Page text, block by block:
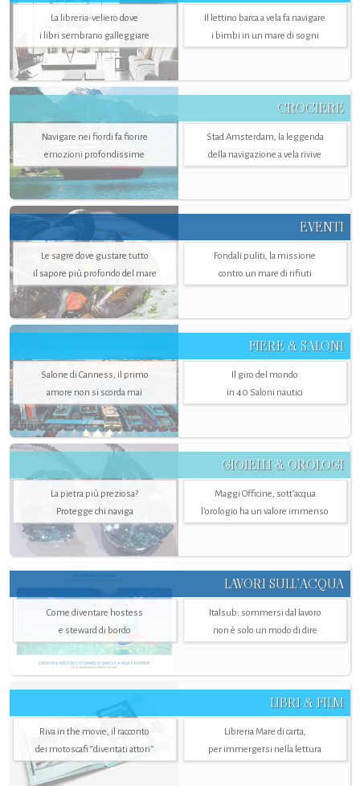
La libreria-veliero dove
i libri sembrano galleggiare
Il lettino barca a vela fa navigare
i bimbi in un mare di sogni
CROCIERE
Navigare nei fiordi fa fiorire
emozioni profondissime
Stad Amsterdam, la leggenda
della navigazione a vela rivive
EVENTI
Le sagre dove gustare tutto
il sapore più profondo del mare
Fondali puliti, la missione
contro un mare di rifiuti
FIERE & SALONI
Salone di Canness, il primo
amore non si scorda mai
Il giro del mondo
in 40 Saloni nautici
GIOIELLI & OROLOGI
La pietra più preziosa?
Protegge chi naviga
Maggi Officine, sott’acqua
l'orologio ha un valore immenso
LAVORI SULL’ACQUA
Come diventare hostess
e steward di bordo
Italsub: sommersi dal lavoro
non è solo un modo di dire
LIBRI & FILM
Riva in the movie, il racconto
dei motoscafi “diventati attori”
Libreria Mare di carta,
per immergersi nella lettura